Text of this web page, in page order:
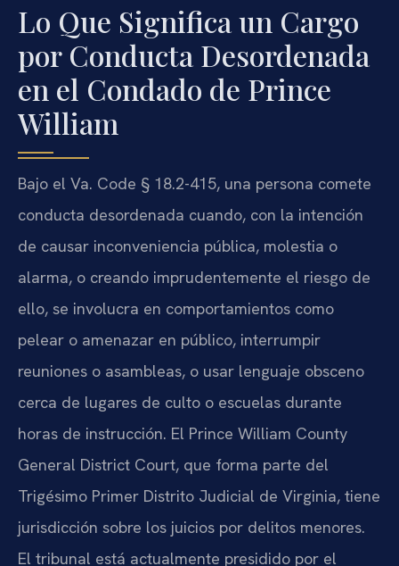
Lo Que Significa un Cargo
por Conducta Desordenada
en el Condado de Prince
William
Bajo el Va. Code § 18.2-415, una persona comete
conducta desordenada cuando, con la intención
de causar inconveniencia pública, molestia o
alarma, o creando imprudentemente el riesgo de
ello, se involucra en comportamientos como
pelear o amenazar en público, interrumpir
reuniones o asambleas, o usar lenguaje obsceno
cerca de lugares de culto o escuelas durante
horas de instrucción. El Prince William County
General District Court, que forma parte del
Trigésimo Primer Distrito Judicial de Virginia, tiene
jurisdicción sobre los juicios por delitos menores.
El tribunal está actualmente presidido por el